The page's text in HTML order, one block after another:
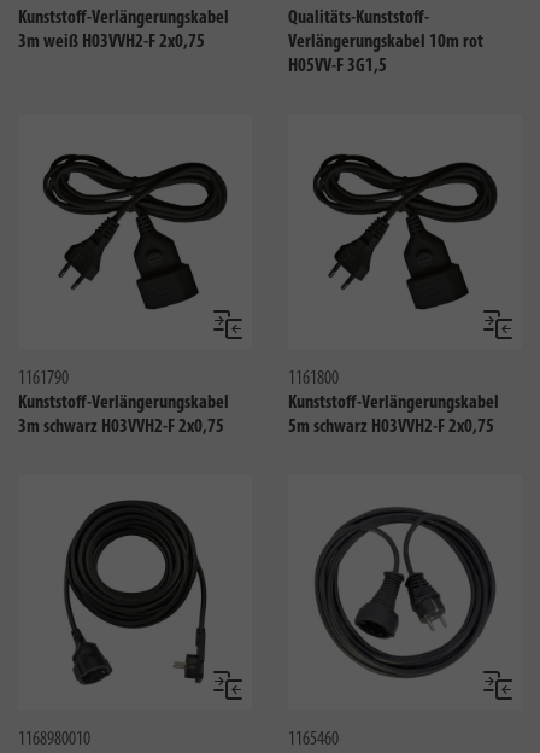
Kunststoff-Verlängerungskabel
3m weiß H03VVH2-F 2x0,75
Qualitäts-Kunststoff-
Verlängerungskabel 10m rot
H05VV-F 3G1,5
Vergleichen
1161790
Kunststoff-Verlängerungskabel
3m schwarz H03VVH2-F 2x0,75
1161800
Kunststoff-Verlängerungskabel
5m schwarz H03VVH2-F 2x0,75
Vergleichen
1168980010
1165460